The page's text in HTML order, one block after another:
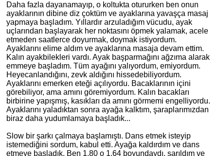
Daha fazla dayanamayıp, o koltukta otururken ben onun
ayaklarının dibine diz çoktüm ve ayaklarına yavaşça masaj
yapmaya başladım. Yıllardır arzuladığım vücudu, ayak
uçlarından başlayarak her noktasını öpmek yalamak, acele
etmeden saatlerce doyurmak, doymak istiyordum.
Ayaklarını elime aldım ve ayaklarına masaja devam ettim.
Kalın ayakbilekleri vardı. Ayak başparmağını ağzıma alarak
emmeye başladım. Tüm ayağını yalıyordum, emiyordum.
Heyecanlandığını, zevk aldığını hissedebiliyordum.
Ayaklarını emerken eteği açılıyordu. Bacaklarının içini
görebiliyor, ama amını göremiyordum. Kalın bacakları
birbirine yapışmış, kasıkları da amını görmemi engelliyordu.
Ayaklarını yaladıktan sonra ayağa kalktım, şaraplarımızdan
biraz daha yudumlamaya başladık...
Slow bir şarkı çalmaya başlamıştı. Dans etmek isteyip
istemediğini sordum, kabul etti. Ayağa kaldırdım ve dans
etmeye başladık. Ben 1.80 o 1.64 boyundaydı, sarıldım ve